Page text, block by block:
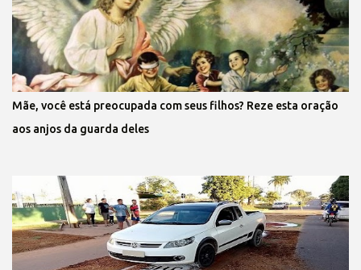
Mãe, você está preocupada com seus filhos? Reze esta oração
aos anjos da guarda deles